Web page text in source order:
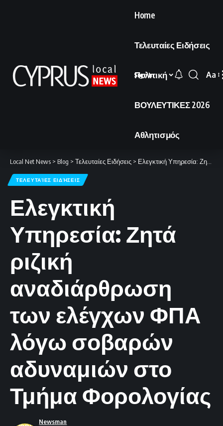
Home
Τελευταίες Ειδήσεις
Πολιτική
ΒΟΥΛΕΥΤΙΚΕΣ 2026
Αθλητισμός
Sign In
Font
Aa
Local Net News > Blog > Τελευταίες Ειδήσεις > Ελεγκτική Υπηρεσία: Ζητά ριζική αναδιάρθρωση των ελέγχων ΦΠΑ λόγω σοβαρών αδυναμιών στο Τμήμα Φορολογίας
ΤΕΛΕΥΤΑΊΕΣ ΕΙΔΉΣΕΙΣ
Ελεγκτική
Υπηρεσία: Ζητά
ριζική
αναδιάρθρωση
των ελέγχων ΦΠΑ
λόγω σοβαρών
αδυναμιών στο
Τμήμα Φορολογίας
Newsman